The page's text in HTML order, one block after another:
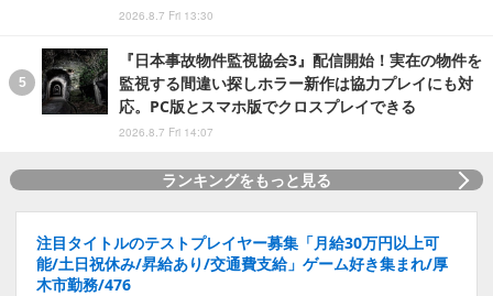
2026.8.7 Fri 13:30
『日本事故物件監視協会3』配信開始！実在の物件を
監視する間違い探しホラー新作は協力プレイにも対
応。PC版とスマホ版でクロスプレイできる
2026.8.7 Fri 14:07
ランキングをもっと見る
注目タイトルのテストプレイヤー募集「月給30万円以上可
能/土日祝休み/昇給あり/交通費支給」ゲーム好き集まれ/厚
木市勤務/476